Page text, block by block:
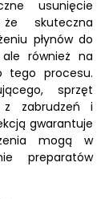
usunięcie
skuteczna
płynów do
również na
tego procesu.
sprzęt
z zabrudzeń i
gwarantuje
mogą w
preparatów